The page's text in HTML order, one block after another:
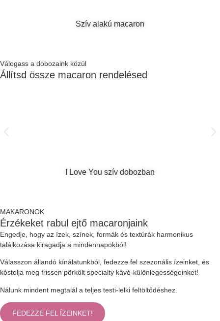
Szív alakú macaron
Válogass a dobozaink közül
Állítsd össze macaron rendelésed
I Love You szív dobozban
MAKARONOK
Érzékeket rabul ejtő macaronjaink
Engedje, hogy az ízek, színek, formák és textúrák harmonikus
találkozása kiragadja a mindennapokból!
Válasszon állandó kínálatunkból, fedezze fel szezonális ízeinket, és
kóstolja meg frissen pörkölt specialty kávé-különlegességeinket!
Nálunk mindent megtalál a teljes testi-lelki feltöltődéshez.
FEDEZZE FEL ÍZEINKET!